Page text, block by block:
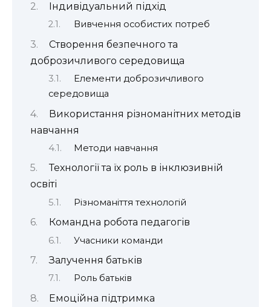
Індивідуальний підхід
Вивчення особистих потреб
Створення безпечного та
доброзичливого середовища
Елементи доброзичливого
середовища
Використання різноманітних методів
навчання
Методи навчання
Технології та їх роль в інклюзивній
освіті
Різноманіття технологій
Командна робота педагогів
Учасники команди
Залучення батьків
Роль батьків
Емоційна підтримка